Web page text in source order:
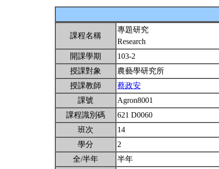
課程名稱
專題研究
Research
開課學期
103-2
授課對象
農藝學研究所
授課教師
蔡政安
課號
Agron8001
課程識別碼
621 D0060
班次
14
學分
2
全/半年
半年